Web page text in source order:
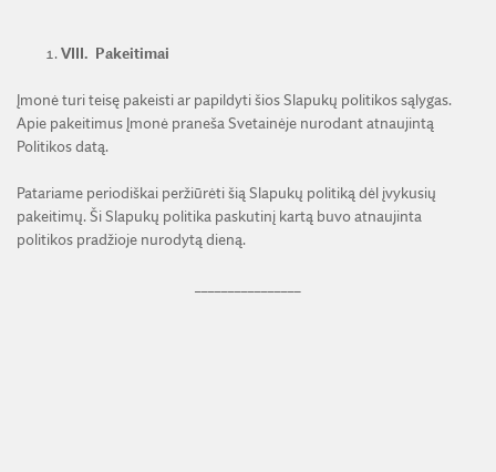
VIII. Pakeitimai
Įmonė turi teisę pakeisti ar papildyti šios Slapukų politikos sąlygas.
Apie pakeitimus Įmonė praneša Svetainėje nurodant atnaujintą
Politikos datą.
Patariame periodiškai peržiūrėti šią Slapukų politiką dėl įvykusių
pakeitimų. Ši Slapukų politika paskutinį kartą buvo atnaujinta
politikos pradžioje nurodytą dieną.